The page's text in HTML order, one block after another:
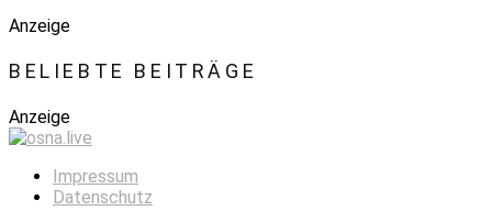
Anzeige
BELIEBTE BEITRÄGE
Anzeige
Impressum
Datenschutz